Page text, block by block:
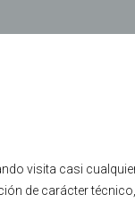
visita casi
de carácter